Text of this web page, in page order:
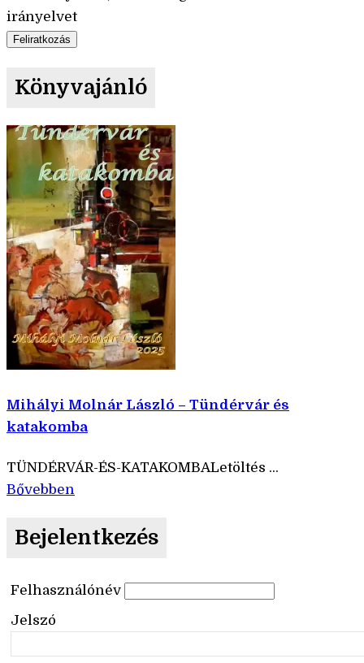
irányelvet
Könyvajánló
Mihályi Molnár László – Tündérvár és
katakomba
TÜNDÉRVÁR-ÉS-KATAKOMBALetöltés ...
Bővebben
Bejelentkezés
Felhasználónév
Jelszó